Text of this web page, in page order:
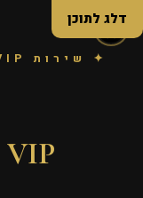
דלג לתוכן
VIP בדרגה עולמית